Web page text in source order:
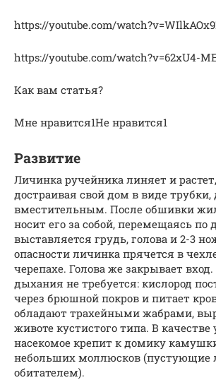
https://youtube.com/
https://youtube.com/watch?v=62xU4-
Как вам статья?
Мне нравится1Не нравится1
Развитие
Личинка ручейника линяет и
достраивая свой дом в виде трубки,
вместительным. После обшивки
носит его за собой, перемещаясь по
выставляется грудь, голова и 2-3
опасности личинка прячется в
черепахе. Голова же закрывает
дыхания не требуется: кислород
через брюшной покров и питает
обладают трахейными жабрами,
животе кустистого типа. В
насекомое крепит к домику
небольших моллюсков (пустующие
обитателем).